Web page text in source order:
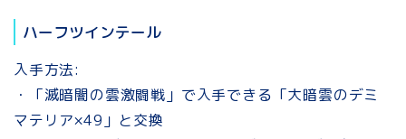
ハーフツインテール
入手方法:
・「滅暗闇の雲激闘戦」で入手できる「大暗雲のデミ
マテリア×49」と交換